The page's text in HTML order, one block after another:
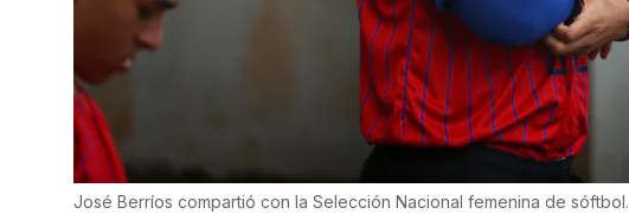
José Berríos compartió con la Selección Nacional femenina de sóftbol.